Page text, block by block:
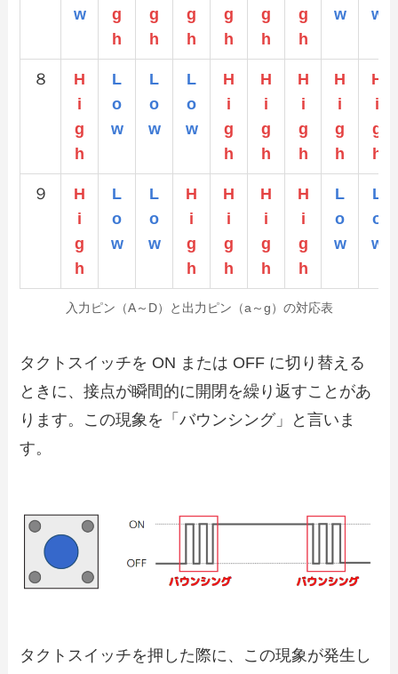
w
g
h
g
h
g
h
g
h
g
h
g
h
w
w
８
H
i
g
h
L
o
w
L
o
w
L
o
w
H
i
g
h
H
i
g
h
H
i
g
h
H
i
g
h
H
i
g
h
９
H
i
g
h
L
o
w
L
o
w
H
i
g
h
H
i
g
h
H
i
g
h
H
i
g
h
L
o
w
L
o
w
入力ピン（A～D）と出力ピン（a～g）の対応表
タクトスイッチを ON または OFF に切り替える
ときに、接点が瞬間的に開閉を繰り返すことがあ
ります。この現象を「バウンシング」と言いま
す。
タクトスイッチを押した際に、この現象が発生し